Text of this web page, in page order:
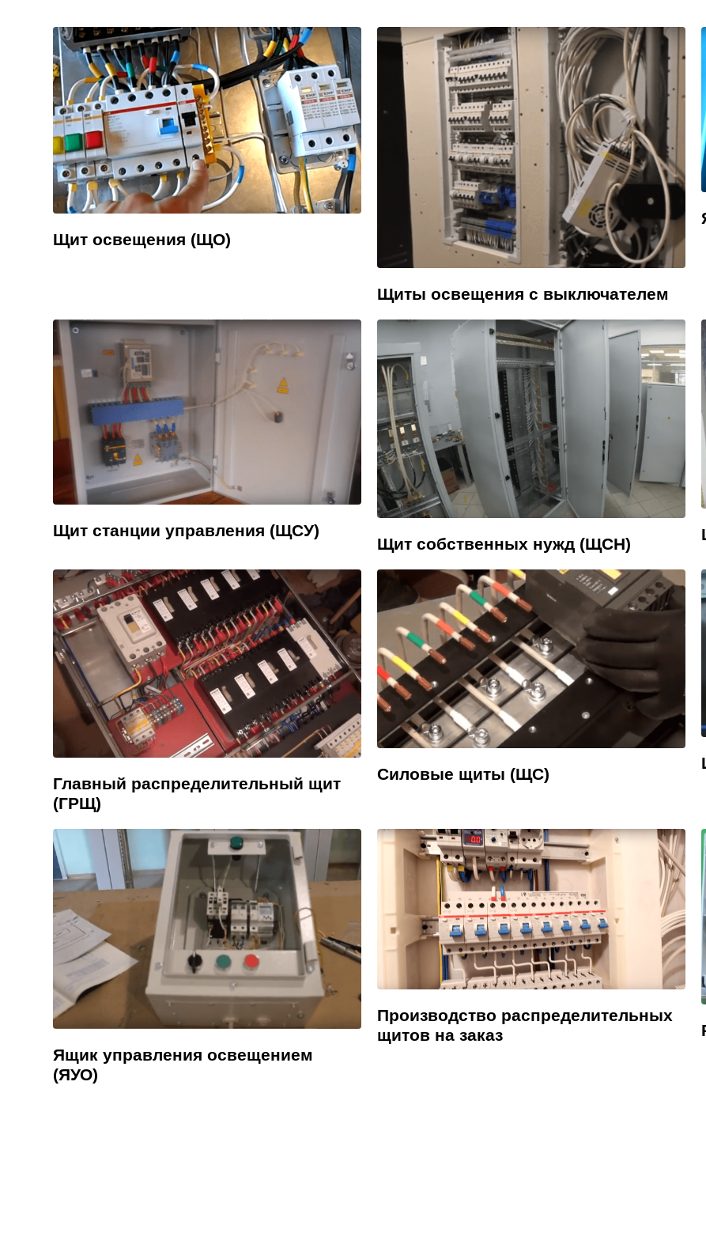
Щит освещения (ЩО)
Щиты освещения с выключателем
Щит станции управления (ЩСУ)
Щит собственных нужд (ЩСН)
Главный распределительный щит
(ГРЩ)
Силовые щиты (ЩС)
Ящик управления освещением
(ЯУО)
Производство распределительных
щитов на заказ